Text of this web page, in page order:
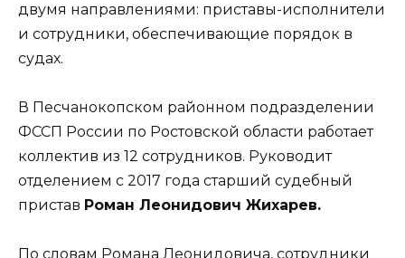
двумя направлениями: приставы-исполнители
и сотрудники, обеспечивающие порядок в
судах.
В Песчанокопском районном подразделении
ФССП России по Ростовской области работает
коллектив из 12 сотрудников. Руководит
отделением с 2017 года старший судебный
пристав Роман Леонидович Жихарев.
По словам Романа Леонидовича, сотрудники